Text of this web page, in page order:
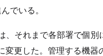
でいる。
それまで各部署で個別
更した。管理する機器